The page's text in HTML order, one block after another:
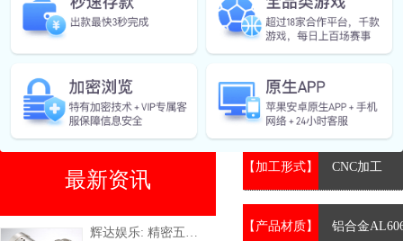
手板模型
其它五金件
辉达娱乐: 工程塑料零配件
最新资讯
辉达娱乐: 精密五金加工：破局关税战，长鸿精密科技在精密五金加工行业中突围
【加工形式】 CNC加工
【产品材质】 铝合金